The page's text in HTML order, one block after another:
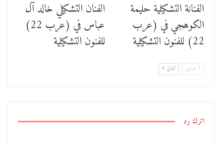
الفنانة التشكيلية ﺣﻠﻴﻤﺔ
ﺍﻟﻜﻮﻫﺠﻲ في (عرب
22) للفنون التشكيلية
الفنان التشكيلي خالد آل
عباس في (عرب 22)
للفنون التشكيلية
السابق التالي
اترك رد